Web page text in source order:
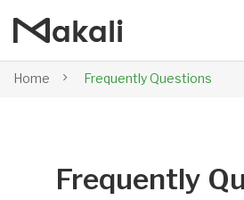
Home Frequently Questions
Frequently